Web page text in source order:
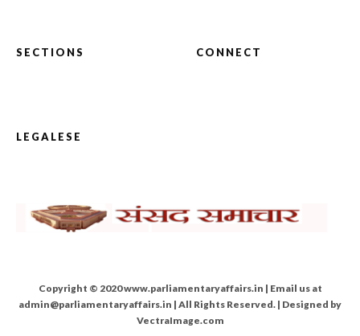
SECTIONS CONNECT
LEGALESE
Copyright © 2020 www.parliamentaryaffairs.in | Email us at
admin@parliamentaryaffairs.in | All Rights Reserved. | Designed by
VectraImage.com